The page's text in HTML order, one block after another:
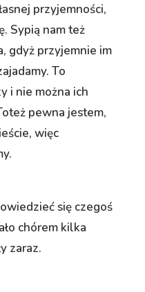
przyjemności,
Sypią nam też
gdyż przyjemnie im
To
i nie można ich
pewna jestem,
więc
się czegoś
chórem kilka
zaraz.